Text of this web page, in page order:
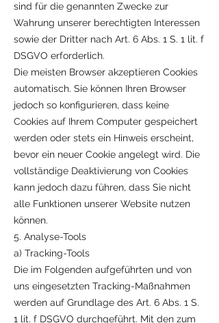
sind für die genannten Zwecke zur
Wahrung unserer berechtigten Interessen
sowie der Dritter nach Art. 6 Abs. 1 S. 1 lit. f
DSGVO erforderlich.
Die meisten Browser akzeptieren Cookies
automatisch. Sie können Ihren Browser
jedoch so konfigurieren, dass keine
Cookies auf Ihrem Computer gespeichert
werden oder stets ein Hinweis erscheint,
bevor ein neuer Cookie angelegt wird. Die
vollständige Deaktivierung von Cookies
kann jedoch dazu führen, dass Sie nicht
alle Funktionen unserer Website nutzen
können.
5. Analyse-Tools
a) Tracking-Tools
Die im Folgenden aufgeführten und von
uns eingesetzten Tracking-Maßnahmen
werden auf Grundlage des Art. 6 Abs. 1 S.
1 lit. f DSGVO durchgeführt. Mit den zum